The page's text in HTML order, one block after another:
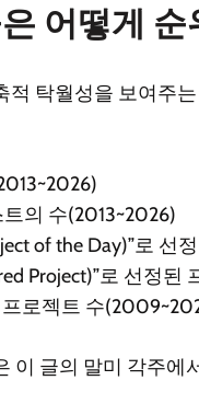
어떻게
적 탁월성을 보여주
의 수(2013~2026)
of the Day)”로 선
Project)”로 선정
로젝트 수
이 글의 말미 각주